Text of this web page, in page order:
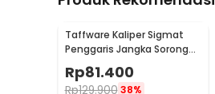
Taffware Kaliper Sigmat
Penggaris Jangka Sorong
Digital LCD 150mm - SH20
Rp81.400
Rp129.900 38%